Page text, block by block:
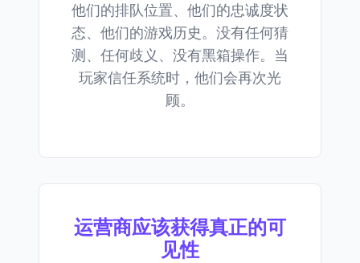
他们的排队位置、他们的忠诚度状
态、他们的游戏历史。没有任何猜
测、任何歧义、没有黑箱操作。当
玩家信任系统时，他们会再次光
顾。
运营商应该获得真正的可
见性